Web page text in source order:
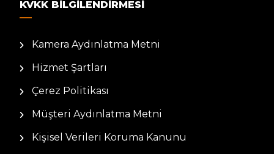
KVKK BILGILENDIRMESI
Kamera Aydınlatma Metni
Hizmet Şartları
Çerez Politikası
Müşteri Aydınlatma Metni
Kişisel Verileri Koruma Kanunu